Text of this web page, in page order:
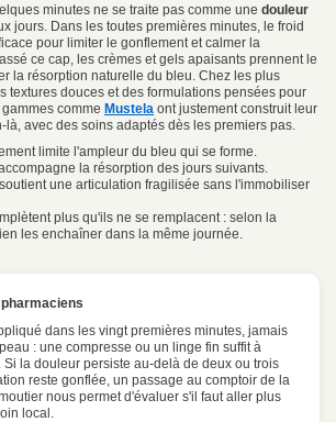
minutes ne se traite pas comme une douleur
jours. Dans les toutes premières minutes, le froid
pour limiter le gonflement et calmer la
ce cap, les crèmes et gels apaisants prennent le
la résorption naturelle du bleu. Chez les plus
textures douces et des formulations pensées pour
comme Mustela ont justement construit leur
avec des soins adaptés dès les premiers pas.
limite l'ampleur du bleu qui se forme.
la résorption des jours suivants.
une articulation fragilisée sans l'immobiliser
plus qu'ils ne se remplacent : selon la
les enchaîner dans la même journée.
dans les vingt premières minutes, jamais
: une compresse ou un linge fin suffit à
Si la douleur persiste au-delà de deux ou trois
reste gonflée, un passage au comptoir de la
nous permet d'évaluer s'il faut aller plus
local.